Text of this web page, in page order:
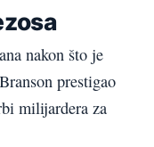
nakon što je
prestigao
milijardera za